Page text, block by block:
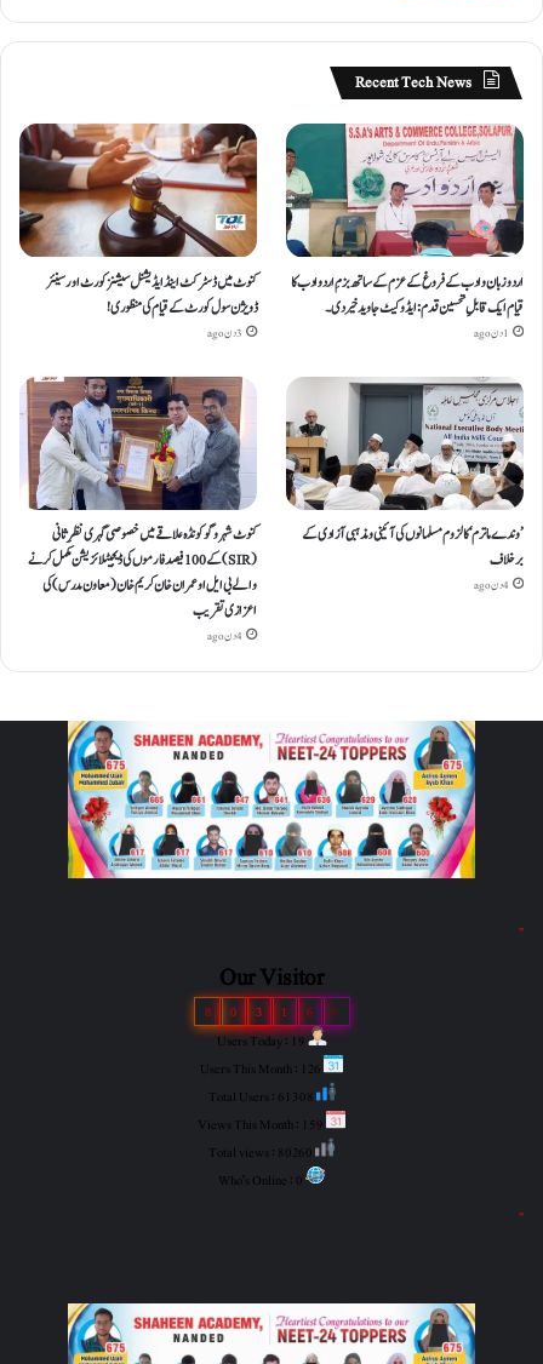
Recent Tech News
اردو زبان و ادب کے فروغ کے عزم کے ساتھ بزمِ اردو ادب کا
قیام ایک قابلِ تحسین قدم : ایڈوکیٹ جاوید خیردی۔
1 دن ago
کنوٹ میں ڈسٹرکٹ اینڈ ایڈیشنل سیشنز کورٹ اور سینئر
ڈویژن سول کورٹ کے قیام کی منظوری!
3 دن ago
’وندے ماترم‘ کا لزوم مسلمانوں کی آئینی ومذہبی آزادی کے
برخلاف
4 دن ago
کنوٹ شہر و گوکونڈہ علاقے میں خصوصی گہری نظرِ ثانی
(SIR) کے 100 فیصد فارموں کی ڈیجیٹلائزیشن مکمل کرنے
والے بی ایل او عمران خان کریم خان (معاون مدرس) کی
اعزازی تقریب
4 دن ago
"
Our Visitor
0
6
1
3
0
8
Users Today : 19
"